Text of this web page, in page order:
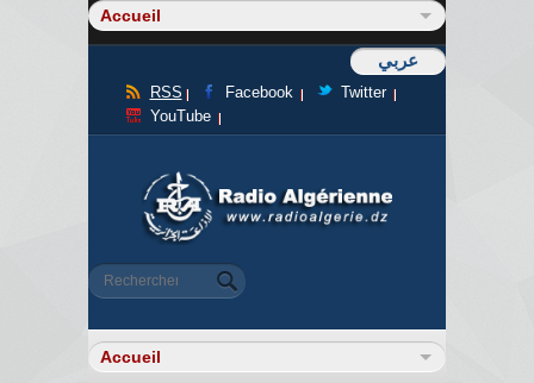
عربي
RSS Facebook
Twitter
YouTube
Formulaire de recherche
Rechercher